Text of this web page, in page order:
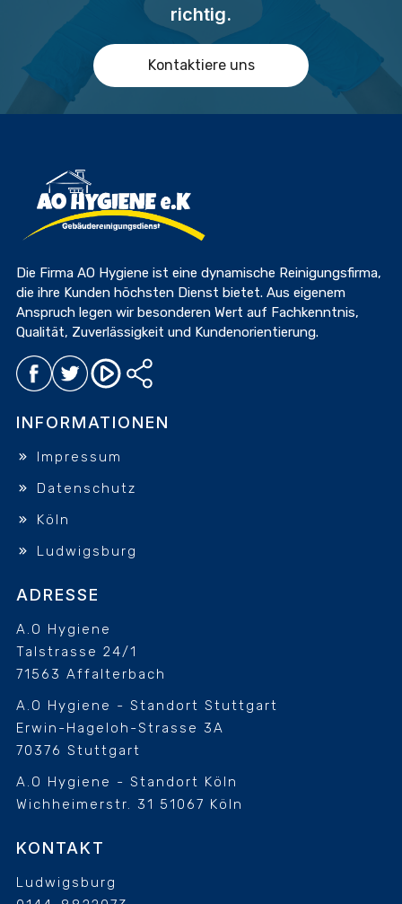
richtig.
Kontaktiere uns
Die Firma AO Hygiene ist eine dynamische Reinigungsfirma,
die ihre Kunden höchsten Dienst bietet. Aus eigenem
Anspruch legen wir besonderen Wert auf Fachkenntnis,
Qualität, Zuverlässigkeit und Kundenorientierung.
INFORMATIONEN
Impressum
Datenschutz
Köln
Ludwigsburg
ADRESSE
A.O Hygiene
Talstrasse 24/1
71563 Affalterbach
A.O Hygiene - Standort Stuttgart
Erwin-Hageloh-Strasse 3A
70376 Stuttgart
A.O Hygiene - Standort Köln
Wichheimerstr. 31 51067 Köln
KONTAKT
Ludwigsburg